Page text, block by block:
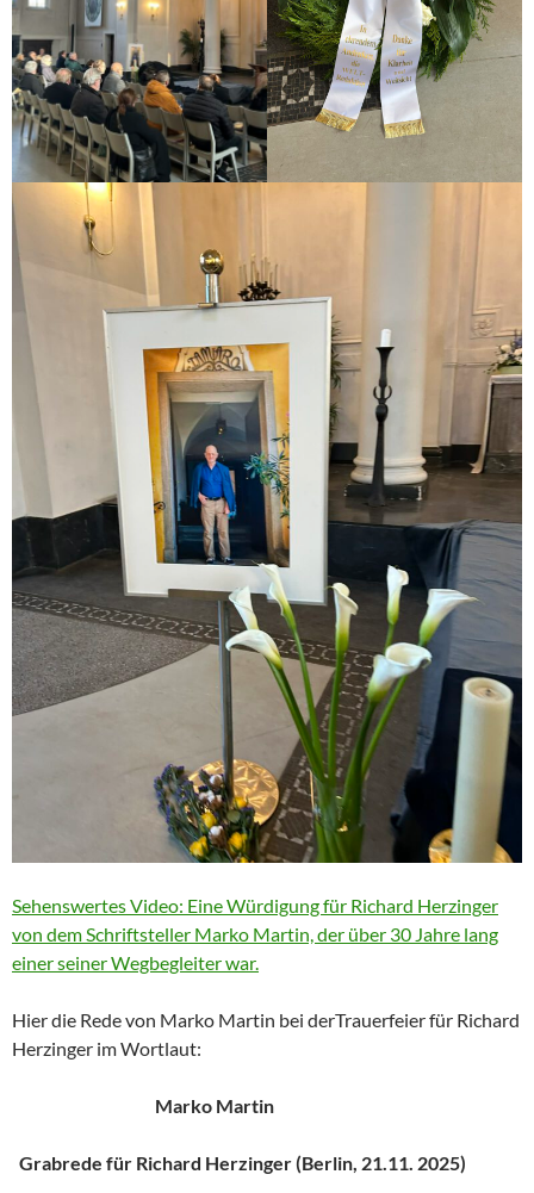
Sehenswertes Video: Eine Würdigung für Richard Herzinger
von dem Schriftsteller Marko Martin, der über 30 Jahre lang
einer seiner Wegbegleiter war.
Hier die Rede von Marko Martin bei derTrauerfeier für Richard
Herzinger im Wortlaut:
Marko Martin
Grabrede für Richard Herzinger (Berlin, 21.11. 2025)